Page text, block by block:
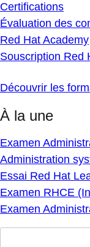
Certifications
Évaluation des
Red Hat Academy
Souscription Red
Découvrir les
À la une
Examen
Administration
Essai Red Hat
Examen RHCE
Examen